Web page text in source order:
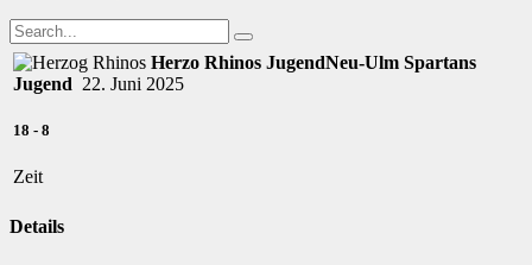
Herzo Rhinos JugendNeu-Ulm Spartans
Jugend 22. Juni 2025
18 - 8
Zeit
Details